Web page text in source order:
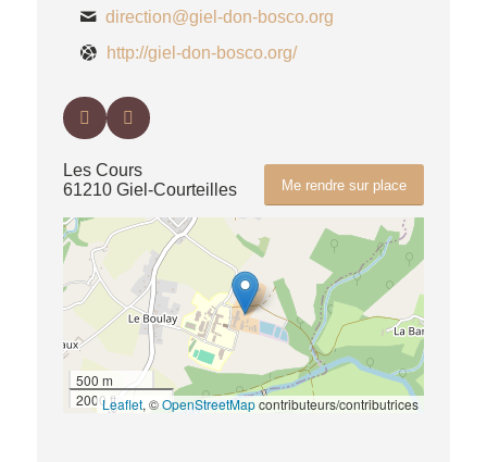
direction@giel-don-bosco.org
http://giel-don-bosco.org/
Me rendre sur place
Les Cours
61210 Giel-Courteilles
500 m
2000 ftLeaflet, ©OpenStreetMapcontributeurs/contributrices